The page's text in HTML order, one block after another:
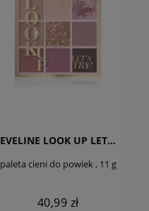
EVELINE LOOK UP LETS TRY
paleta cieni do powiek , 11 g
40,99 zł